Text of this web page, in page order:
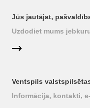
Jūs jautājat,
Uzdodiet mums
Ventspils
Informācija, kontakti,